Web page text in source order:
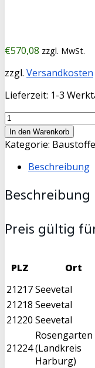
€570,08 zzgl. MwSt.
zzgl. Versandkosten
Lieferzeit: 1-3
Mineralgemisch
0-
32mm
Menge
In den Warenkorb
Kategorie: Baustoffe
Beschreibung
Beschreibung
Preis gültig
PLZ Ort
21217Seevetal
21218 Seevetal
21220 Seevetal
21224
Rosengarten
(Landkreis
Harburg)